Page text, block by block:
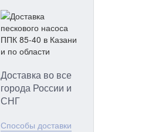
Доставка во все
города России и
СНГ
Способы доставки